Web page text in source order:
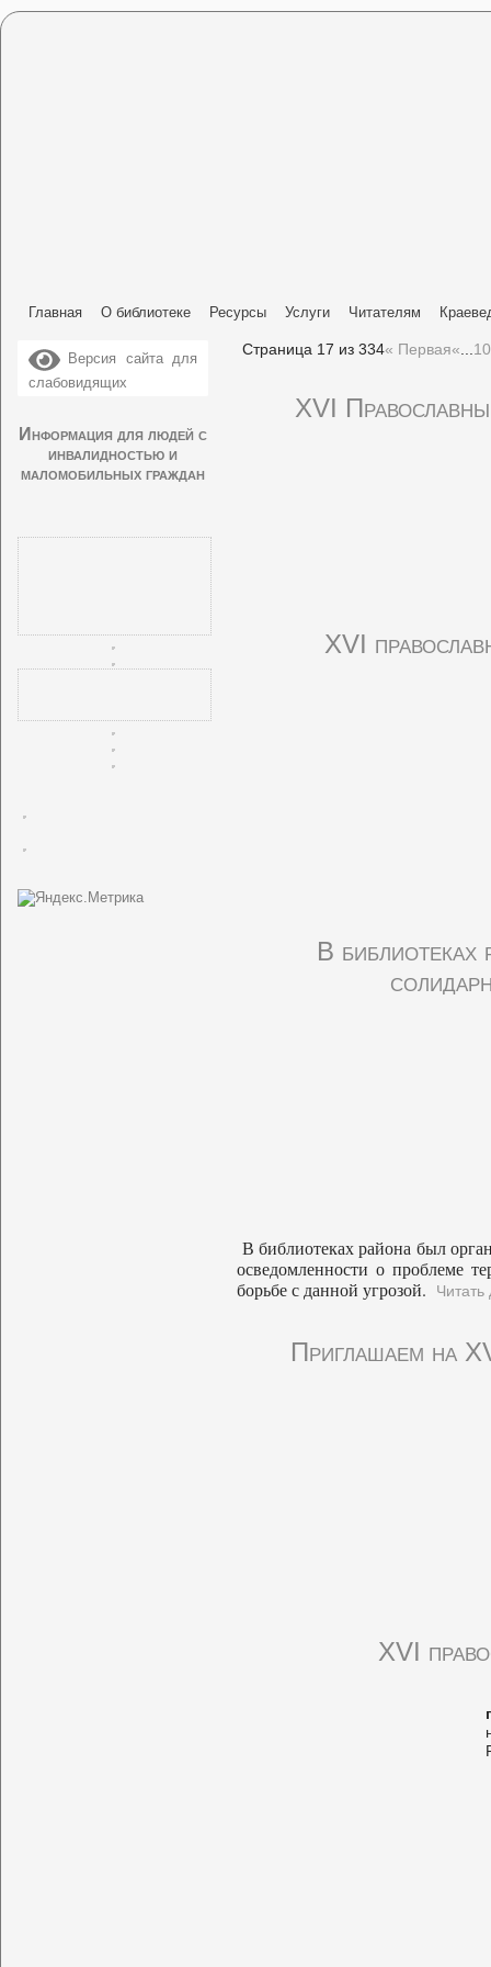
Главная О библиотеке Ресурсы Услуги Читателям
Версия сайта для
слабовидящих
Информация для людей с
инвалидностью и
маломобильных граждан
Страница 17 из 334« Первая« 10
XVI
ХVI
В
В библиотеках района был
осведомленности о проблеме
борьбе с данной угрозой.
Приглашаем на
XVI